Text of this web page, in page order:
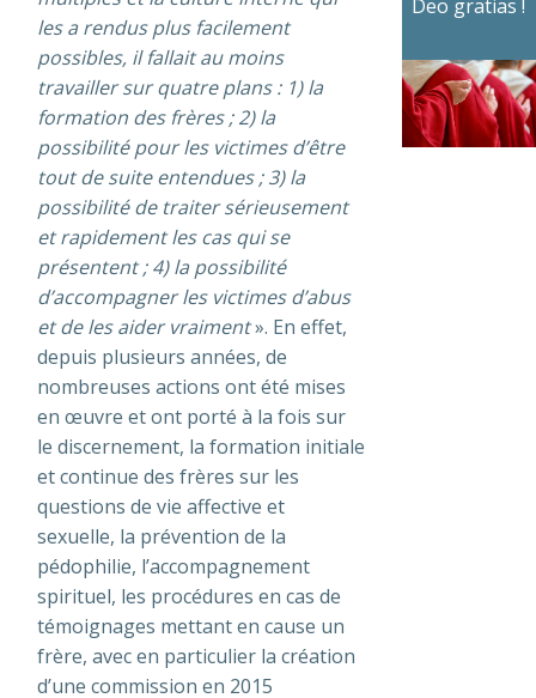
les a rendus plus facilement
possibles, il fallait au moins
travailler sur quatre plans : 1) la
formation des frères ; 2) la
possibilité pour les victimes d’être
tout de suite entendues ; 3) la
possibilité de traiter sérieusement
et rapidement les cas qui se
présentent ; 4) la possibilité
d’accompagner les victimes d’abus
et de les aider vraiment». En effet,
depuis plusieurs années, de
nombreuses actions ont été mises
en œuvre et ont porté à la fois sur
le discernement, la formation initiale
et continue des frères sur les
questions de vie affective et
sexuelle, la prévention de la
pédophilie, l’accompagnement
spirituel, les procédures en cas de
témoignages mettant en cause un
frère, avec en particulier la création
d’une commission en 2015
Deo gratias !